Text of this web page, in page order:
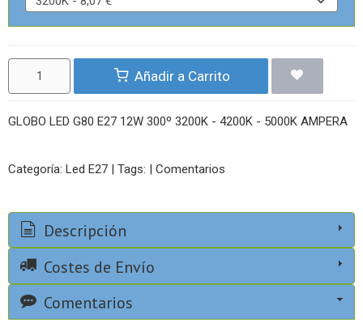
Añadir a Carrito
GLOBO LED G80 E27 12W 300º 3200K - 4200K - 5000K AMPERA
Categoría: Led E27 | Tags: | Comentarios
Descripción
Costes de Envío
Comentarios